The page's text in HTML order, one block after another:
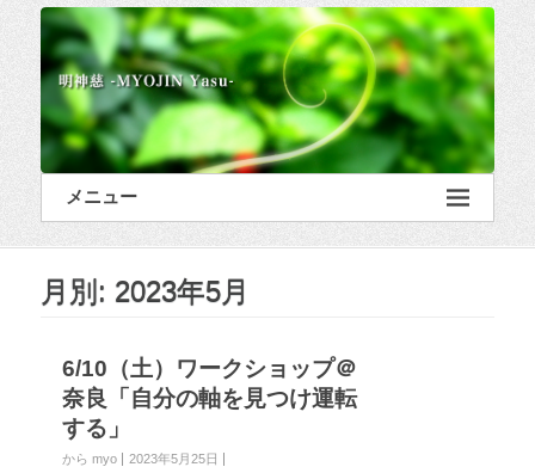
メニュー
月別: 2023年5月
6/10（土）ワークショップ＠
奈良「自分の軸を見つけ運転
する」
から myo
2023年5月25日